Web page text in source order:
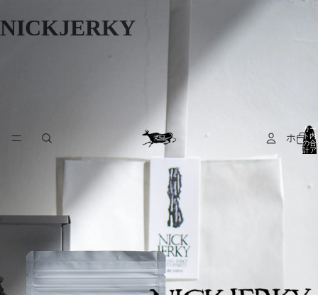
NICKJERKY
ホーム
カー
ト内
の合
計ア